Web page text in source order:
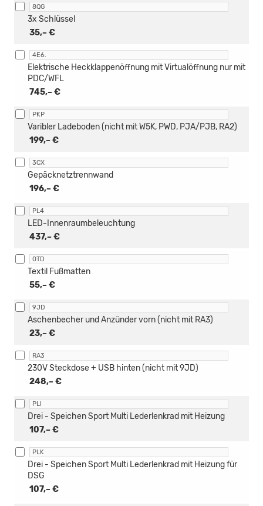
8QG
35,– €
3x Schlüssel
4E6.
745,– €
Elektrische Heckklappenöffnung mit Virtualöffnung nur mit
PDC/WFL
PKP
199,– €
Varibler Ladeboden (nicht mit W5K, PWD, PJA/PJB, RA2)
3CX
196,– €
Gepäcknetztrennwand
PL4
437,– €
LED-Innenraumbeleuchtung
0TD
55,– €
Textil Fußmatten
9JD
23,– €
Aschenbecher und Anzünder vorn (nicht mit RA3)
RA3
248,– €
230V Steckdose + USB hinten (nicht mit 9JD)
PLI
107,– €
Drei - Speichen Sport Multi Lederlenkrad mit Heizung
PLK
107,– €
Drei - Speichen Sport Multi Lederlenkrad mit Heizung für
DSG